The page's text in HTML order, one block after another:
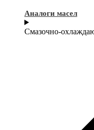
Аналоги масел
Смазочно-